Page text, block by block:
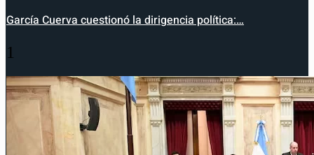
García Cuerva cuestionó la dirigencia política:…
1